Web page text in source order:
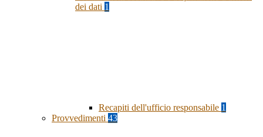
dei dati 1
Recapiti dell'ufficio responsabile 1
Provvedimenti 43